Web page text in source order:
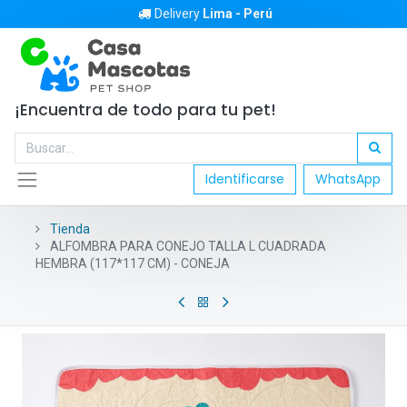
Delivery Lima - Perú
¡Encuentra de todo para tu pet!
Identificarse WhatsApp
Tienda
ALFOMBRA PARA CONEJO TALLA L CUADRADA
HEMBRA (117*117 CM) - CONEJA